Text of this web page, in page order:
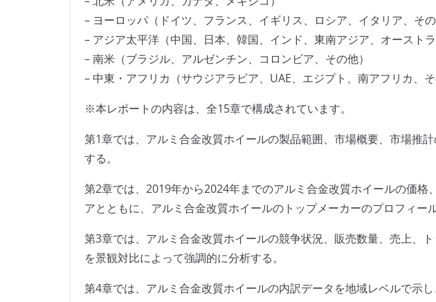
– ヨーロッパ（ドイツ、フランス、イギリス、ロシア、イタリア、その
– アジア太平洋（中国、日本、韓国、インド、東南アジア、オーストラ
– 南米（ブラジル、アルゼンチン、コロンビア、その他）
– 中東・アフリカ（サウジアラビア、UAE、エジプト、南アフリカ、そ
※本レポートの内容は、全15章で構成されています。
第1章では、アルミ合金改質ホイールの製品範囲、市場概要、市場推
する。
第2章では、2019年から2024年までのアルミ合金改質ホイールの価格
アとともに、アルミ合金改質ホイールのトップメーカーのプロフィー
第3章では、アルミ合金改質ホイールの競争状況、販売数量、売上、
を景観対比によって強調的に分析する。
第4章では、アルミ合金改質ホイールの内訳データを地域レベルで示